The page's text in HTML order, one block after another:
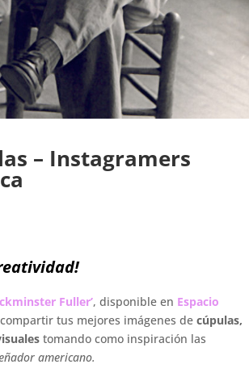
– Instagramers
Fuller’, disponible en Espacio
tus mejores imágenes de cúpulas,
tomando como inspiración las
americano.